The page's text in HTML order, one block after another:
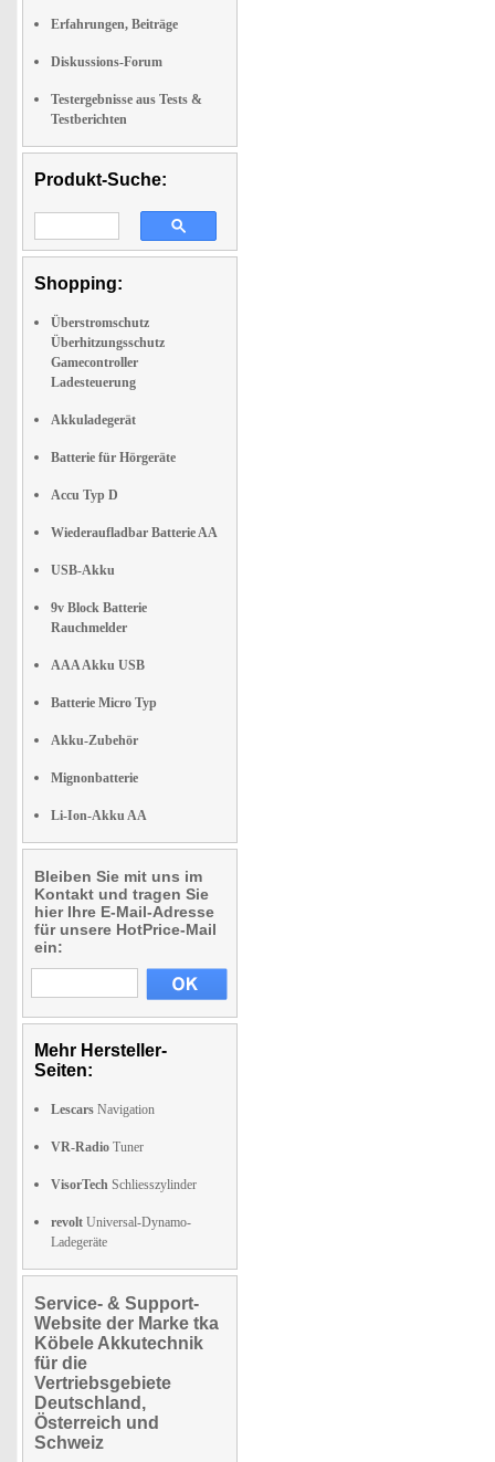
Erfahrungen, Beiträge
Diskussions-Forum
Testergebnisse aus Tests &
Testberichten
Produkt-Suche:
Shopping:
Überstromschutz
Überhitzungsschutz
Gamecontroller
Ladesteuerung
Akkuladegerät
Batterie für Hörgeräte
Accu Typ D
Wiederaufladbar Batterie AA
USB-Akku
9v Block Batterie
Rauchmelder
AAA Akku USB
Batterie Micro Typ
Akku-Zubehör
Mignonbatterie
Li-Ion-Akku AA
Bleiben Sie mit uns im
Kontakt und tragen Sie
hier Ihre E-Mail-Adresse
für unsere HotPrice-Mail
ein:
Mehr Hersteller-
Seiten:
Lescars Navigation
VR-Radio Tuner
VisorTech Schliesszylinder
revolt Universal-Dynamo-
Ladegeräte
Service- & Support-
Website der Marke tka
Köbele Akkutechnik
für die
Vertriebsgebiete
Deutschland,
Österreich und
Schweiz